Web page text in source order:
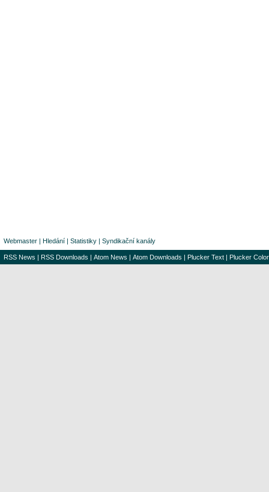
Webmaster | Hledání | Statistiky | Syndikační kanály
RSS News | RSS Downloads | Atom News | Atom Downloads | Plucker Text | Plucker Color